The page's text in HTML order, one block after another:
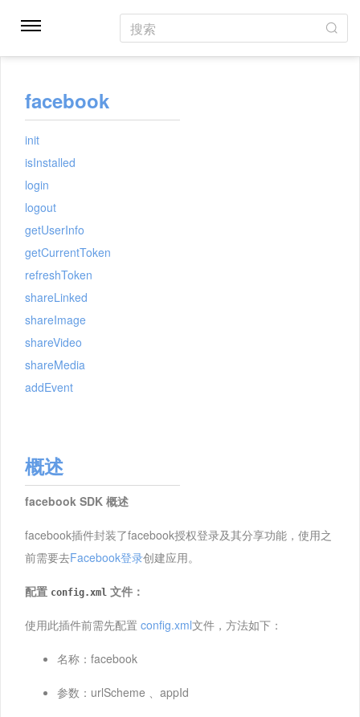
搜索
facebook
init
isInstalled
login
logout
getUserInfo
getCurrentToken
refreshToken
shareLinked
shareImage
shareVideo
shareMedia
addEvent
概述
facebook SDK 概述
facebook插件封装了facebook授权登录及其分享功能，使用之
前需要去Facebook登录创建应用。
配置 config.xml 文件：
使用此插件前需先配置 config.xml文件，方法如下：
名称：facebook
参数：urlScheme 、appId